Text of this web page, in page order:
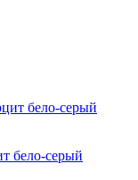
бело-серый